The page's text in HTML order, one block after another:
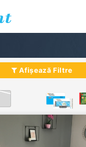
Afișează Filtre